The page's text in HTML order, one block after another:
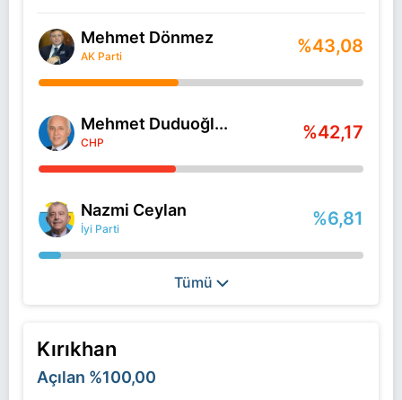
Mehmet Dönmez
AK Parti %43,08
Mehmet Duduoğl...
CHP %42,17
Nazmi Ceylan
İyi Parti %6,81
Tümü
Kırıkhan
Açılan %100,00